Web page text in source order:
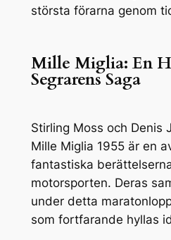
största förarna genom
Mille Miglia: En
Segrarens Saga
Stirling Moss och Denis
Mille Miglia 1955 är en
fantastiska
motorsporten. Deras
under detta
som fortfarande hyllas